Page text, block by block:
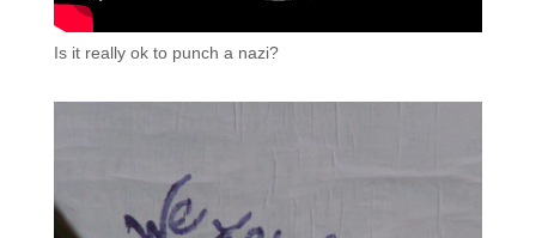
Is it really ok to punch a nazi?